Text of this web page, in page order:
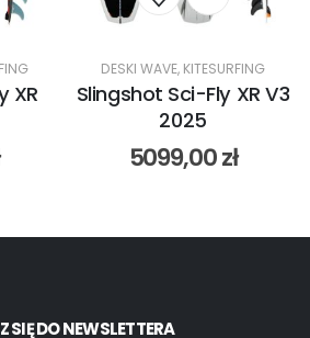
XR
DESKI WAVE, KITESURFING
Slingshot Sci-Fly XR V3
2025
5099,00zł
SIĘ DO NEWSLETTERA